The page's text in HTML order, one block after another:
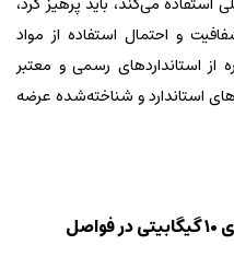
و احتمال استفاده از مواد
از استانداردهای رسمی و معتبر
استاندارد و شناخته‌شده عرضه
Cat6A؛ عملکرد برتر برای شبکه‌های ۱۰ گیگابیتی در فواصل